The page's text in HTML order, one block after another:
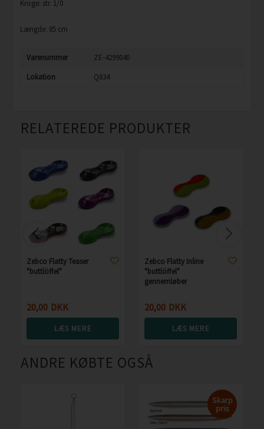
Kroge: str. 1/0
Længde: 85 cm
Varenummer
ZE-4299040
Lokation
Q834
RELATEREDE PRODUKTER
Zebco Flatty Teaser
"buttlöffel"
20,00 DKK
LÆS MERE
Zebco Flatty Inline
"buttlöffel"
gennemløber
20,00 DKK
LÆS MERE
ANDRE KØBTE OGSÅ
Skarp
pris